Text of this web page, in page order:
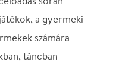
bemutatva,
Ahogy a
lesz belőle,
és